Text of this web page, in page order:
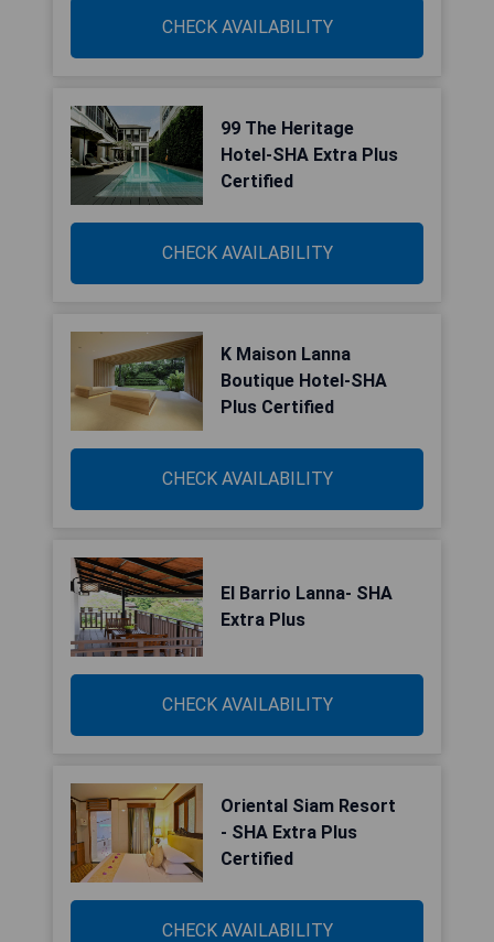
CHECK AVAILABILITY
99 The Heritage
Hotel-SHA Extra Plus
Certified
CHECK AVAILABILITY
K Maison Lanna
Boutique Hotel-SHA
Plus Certified
CHECK AVAILABILITY
El Barrio Lanna- SHA
Extra Plus
CHECK AVAILABILITY
Oriental Siam Resort
- SHA Extra Plus
Certified
CHECK AVAILABILITY